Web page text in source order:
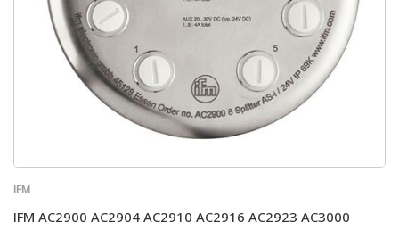
IFM
IFM AC2900 AC2904 AC2910 AC2916 AC2923 AC3000